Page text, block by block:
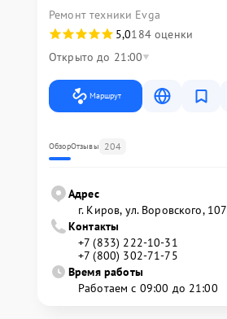
Ремонт техники Evga
5,0184 оценки
Открыто до 21:00
Маршрут
ОбзорОтзывы 204
Адрес
г. Киров, ул. Воровского, 107
Контакты
+7 (833) 222-10-31
+7 (800) 302-71-75
Время работы
Работаем с 09:00 до 21:00